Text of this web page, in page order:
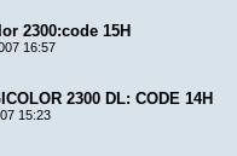
2300:code 15H
16:57
2300 DL: CODE 14H
15:23